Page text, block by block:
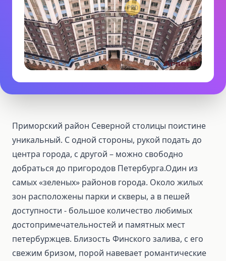
Приморский район Северной столицы поистине
уникальный. С одной стороны, рукой подать до
центра города, с другой – можно свободно
добраться до пригородов Петербурга.Один из
самых «зеленых» районов города. Около жилых
зон расположены парки и скверы, а в пешей
доступности - большое количество любимых
достопримечательностей и памятных мест
петербуржцев. Близость Финского залива, с его
свежим бризом, порой навевает романтические